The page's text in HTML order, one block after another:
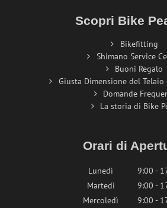
Scopri Bike
Bikefitting
Shimano Service
Buoni Regalo
Giusta Dimensione del
Domande
La storia di Bike
Orari di
Lunedì
9:00 -
Martedì
9:00 -
Mercoledì
9:00 -